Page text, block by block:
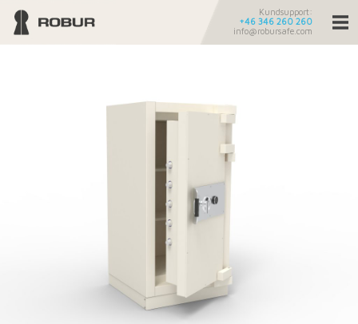
Kundsupport:
+46 346 260 260
info@robursafe.com